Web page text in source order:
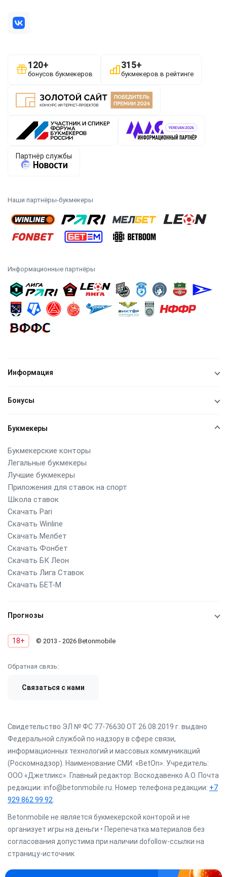
Наши партнёры-букмекеры
Информационные партнёры
Информация
Бонусы
Букмекеры
Букмекерские конторы
Легальные букмекеры
Лучшие букмекеры
Приложения для ставок на спорт
Школа ставок
Скачать Pari
Скачать Winline
Скачать Мелбет
Скачать Фонбет
Скачать БК Леон
Скачать Лига Ставок
Скачать БЕТ-М
Прогнозы
18+ © 2013 - 2026 Betonmobile
Обратная связь:
Связаться с нами
Свидетельство ЭЛ № ФС 77-76630 ОТ 26.08.2019 г. выдано
Федеральной службой по надзору в сфере связи,
информационных технологий и массовых коммуникаций
(Роскомнадзор). Наименование СМИ: «BetOn». Учредитель:
ООО «Джетликс». Главный редактор: Воскодавенко А.О. Почта
редакции: info@betonmobile.ru. Номер телефона редакции: +7
929 862 99 92
Betonmobile не является букмекерской конторой и не
организует игры на деньги • Перепечатка материалов без
согласования допустима при наличии dofollow-ссылки на
страницу-источник